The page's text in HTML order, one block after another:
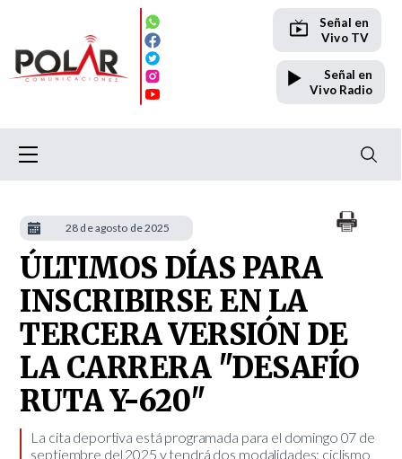
Señal en
Vivo TV
Señal en
Vivo Radio
ÚLTIMOS DÍAS PARA
INSCRIBIRSE EN LA
TERCERA VERSIÓN DE
LA CARRERA "DESAFÍO
RUTA Y-620"
​La cita deportiva está programada para el domingo 07 de
septiembre del 2025 y tendrá dos modalidades: ciclismo
28 de agosto de 2025